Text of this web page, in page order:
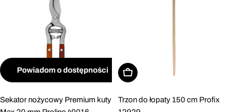
Powiadom o dostępności
Sekator nożycowy Premium kuty
Dodaj do koszyka
Trzon do łopaty 150 cm Profix